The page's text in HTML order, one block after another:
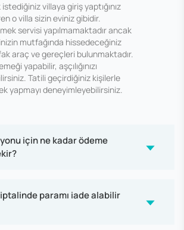
villaya giriş yaptığınız
o villa sizin eviniz gibidir.
servisi yapılmamaktadır ancak
mutfağında hissedeceğiniz
araç ve gereçleri bulunmaktadır.
yapabilir, aşçılığınızı
Tatili geçirdiğiniz kişilerle
yapmayı deneyimleyebilirsiniz.
için ne kadar ödeme
paramı iade alabilir